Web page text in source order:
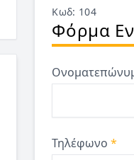
Κωδ: 104
Φόρμα
Τηλέφωνο*